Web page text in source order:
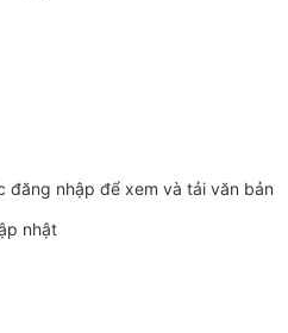
đăng nhập để xem và tải văn bản
nhật